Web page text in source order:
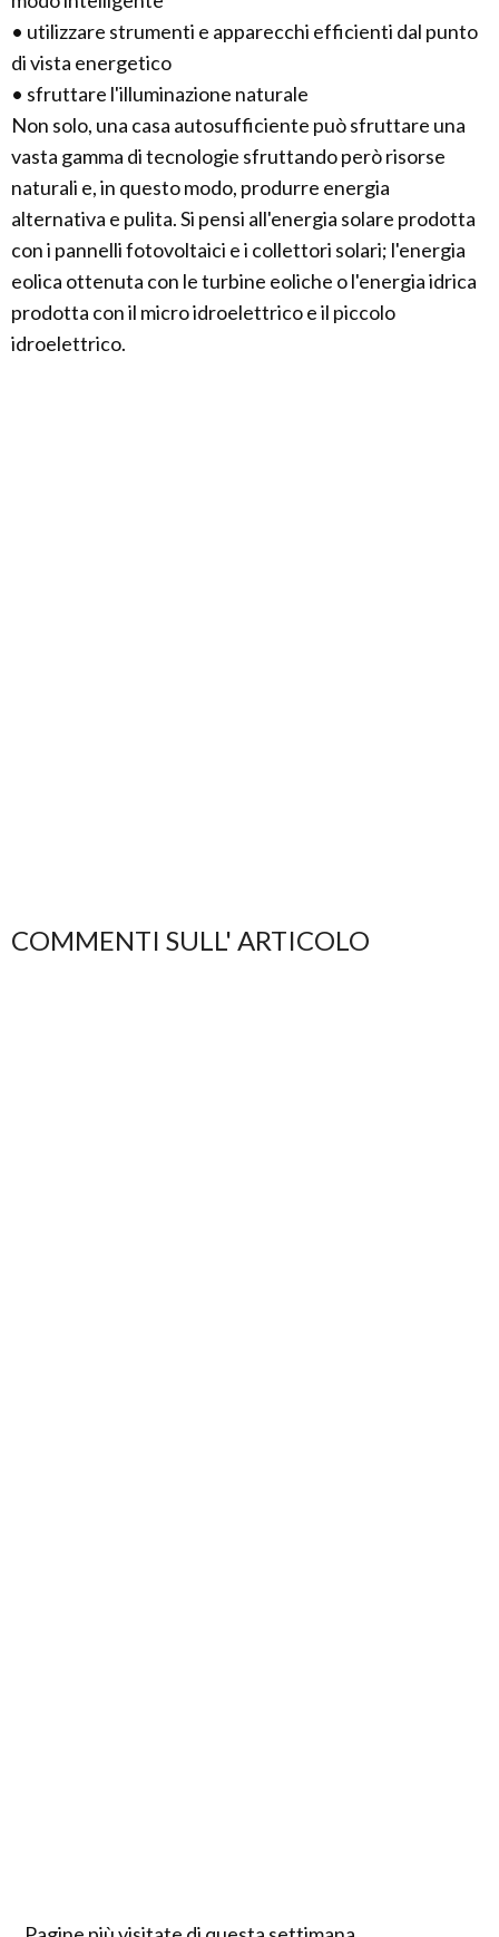
• utilizzare strumenti e apparecchi efficienti dal punto
di vista energetico
• sfruttare l'illuminazione naturale
Non solo, una casa autosufficiente può sfruttare una
vasta gamma di tecnologie sfruttando però risorse
naturali e, in questo modo, produrre energia
alternativa e pulita. Si pensi all'energia solare prodotta
con i pannelli fotovoltaici e i collettori solari; l'energia
eolica ottenuta con le turbine eoliche o l'energia idrica
prodotta con il micro idroelettrico e il piccolo
idroelettrico.
COMMENTI SULL' ARTICOLO